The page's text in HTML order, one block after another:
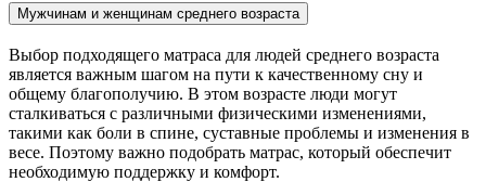
Мужчинам и женщинам среднего возраста
Выбор подходящего матраса для людей среднего возраста
является важным шагом на пути к качественному сну и
общему благополучию. В этом возрасте люди могут
сталкиваться с различными физическими изменениями,
такими как боли в спине, суставные проблемы и изменения в
весе. Поэтому важно подобрать матрас, который обеспечит
необходимую поддержку и комфорт.